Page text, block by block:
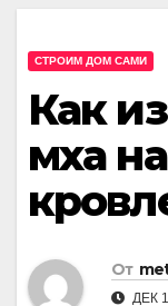
СТРОИМ ДОМ САМИ
Как
мха
От
ДЕК